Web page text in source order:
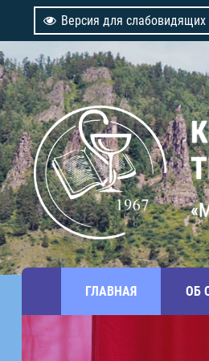
Версия для слабовидящих
ГЛАВНАЯ ОБ